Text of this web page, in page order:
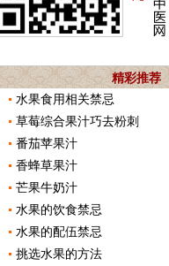
精彩推荐
水果食用相关禁忌
草莓综合果汁巧去粉刺
番茄苹果汁
香蜂草果汁
芒果牛奶汁
水果的饮食禁忌
水果的配伍禁忌
挑选水果的方法